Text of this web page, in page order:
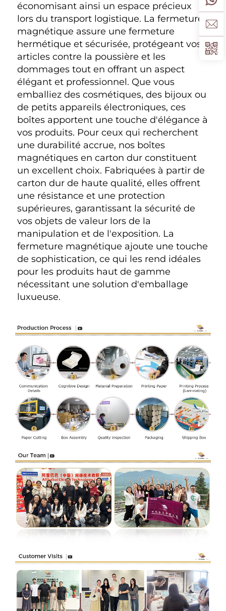
économisant ainsi un espace précieux
lors du transport logistique. La fermeture
magnétique assure une fermeture
hermétique et sécurisée, protégeant vos
articles contre la poussière et les
dommages tout en offrant un aspect
élégant et professionnel. Que vous
emballiez des cosmétiques, des bijoux ou
de petits appareils électroniques, ces
boîtes apportent une touche d'élégance à
vos produits. Pour ceux qui recherchent
une durabilité accrue, nos boîtes
magnétiques en carton dur constituent
un excellent choix. Fabriquées à partir de
carton dur de haute qualité, elles offrent
une résistance et une protection
supérieures, garantissant la sécurité de
vos objets de valeur lors de la
manipulation et de l'exposition. La
fermeture magnétique ajoute une touche
de sophistication, ce qui les rend idéales
pour les produits haut de gamme
nécessitant une solution d'emballage
luxueuse.